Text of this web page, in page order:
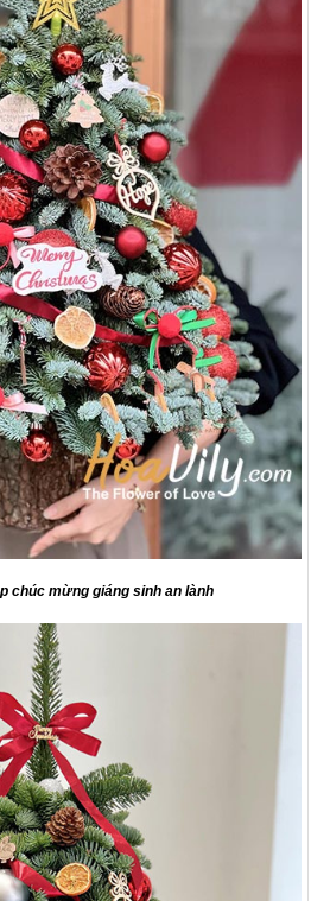
chúc mừng giáng sinh an lành